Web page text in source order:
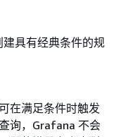
具有经典条件的规
在满足条件时触发
询，Grafana 不会